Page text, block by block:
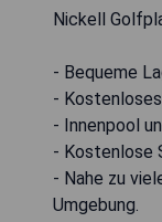
Nickell
- Bequeme
-
- Innenpool
- Kostenlose
- Nahe zu
Umgebung.